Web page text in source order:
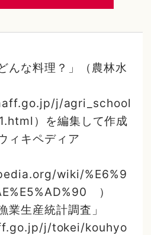
んな料理？」（農林水
j/agri_school
）を編集して作成
ィキペディア
wiki/%E6%9
）
業生産統計調査」
j/tokei/kouhyo